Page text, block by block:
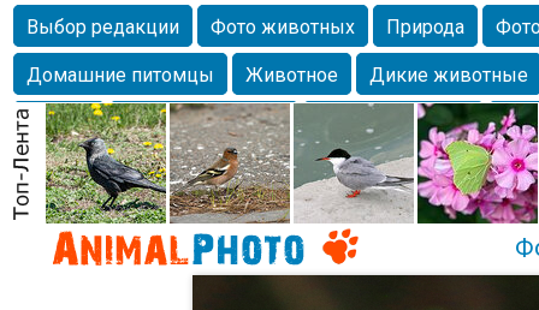
Выбор редакции Фото животных Природа
Домашние питомцы
Животное
Дикие животные
Собаки
Alexanderandronik Млекопитающие
Морда
Собачка Осень Портрет
Домашние
Насекомое
Коты Lebert Дикие птицы Утка